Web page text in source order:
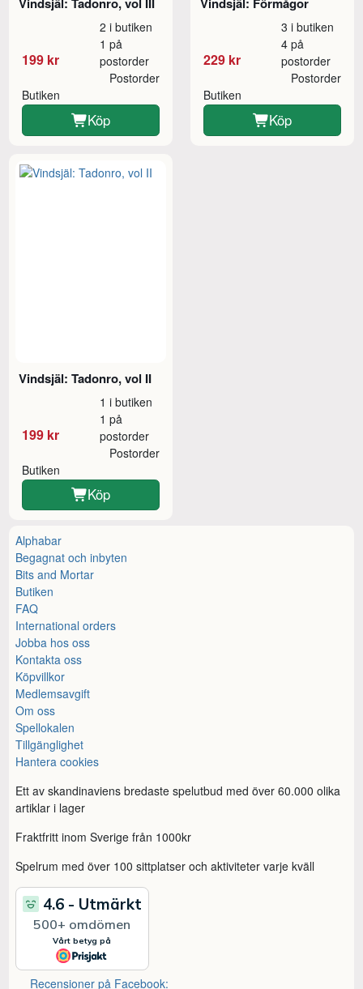
199 kr
2 i butiken
1 på
postorder
Butiken
Postorder
Köp
229 kr
3 i butiken
4 på
postorder
Butiken
Postorder
Köp
Vindsjäl: Tadonro, vol II
199 kr
1 i butiken
1 på
postorder
Butiken
Postorder
Köp
Alphabar
Begagnat och inbyten
Bits and Mortar
Butiken
FAQ
International orders
Jobba hos oss
Kontakta oss
Köpvillkor
Medlemsavgift
Om oss
Spellokalen
Tillgänglighet
Hantera cookies
Ett av skandinaviens bredaste spelutbud med över 60.000 olika
artiklar i lager
Fraktfritt inom Sverige från 1000kr
Spelrum med över 100 sittplatser och aktiviteter varje kväll
Recensioner på Facebook: